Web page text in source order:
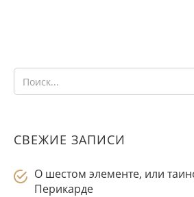
СВЕЖИЕ ЗАПИСИ
О шестом элементе, или
Перикарде